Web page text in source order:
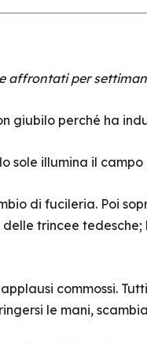
affrontati per
giubilo perché ha
sole illumina il
di fucileria. Poi
trincee
commossi.
le mani,